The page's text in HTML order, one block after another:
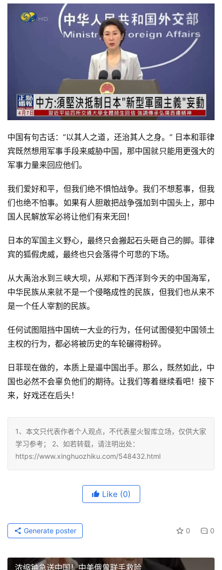
中国有句古话：”以其人之道，还治其人之身。” 日本和菲律
宾既然想用军事手段来威胁中国，那中国就只能用更强大的
军事力量来回应他们。
我们爱好和平，但我们绝不惧怕战争。我们不想惹事，但我
们也绝不怕事。如果有人胆敢把战争强加到中国头上，那中
国人民解放军必将让他们有来无回！
日本的军国主义野心，最终只会搬起石头砸自己的脚。菲律
宾的狐假虎威，最终也只会落得个可悲的下场。
从大禹治水到三峡大坝，从郑和下西洋到今天的中国海军，
中华民族从来就不是一个侵略成性的民族，但我们也从来不
是一个任人宰割的民族。
任何试图阻挡中国统一大业的行为，任何试图侵犯中国领土
主权的行为，都必将被历史的车轮碾得粉碎。
日菲现在做的，本质上是逼中国出手。那么，既然如此，中
国也必然不会辜负他们的期待。让我们等着继续看吧！接下
来，好戏还在后头！
1、本文只代表作者个人观点，不代表星火智库立场，仅供大家
学习参考； 2、如若转载，请注明出处：
https://www.xinghuozhiku.com/548432.html
Like (0)
0 0
Generate poster
浓缩铀急送中国！中美俄曾联手救险